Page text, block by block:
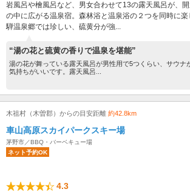
岩風呂や檜風呂など、男女合わせて13の露天風呂が、
の中に広がる温泉宿。森林浴と温泉浴の２つを同時に
騨温泉郷では珍しい、硫黄分が強...
“湯の花と硫黄の香りで温泉を堪能”
湯の花が舞っている露天風呂が男性用で5つくらい、サウナ
気持ちがいいです。露天風呂...
木祖村（木曽郡）からの目安距離 約42.8km
車山高原スカイパークスキー場
茅野市／BBQ・バーベキュー場
ネット予約OK
4.3